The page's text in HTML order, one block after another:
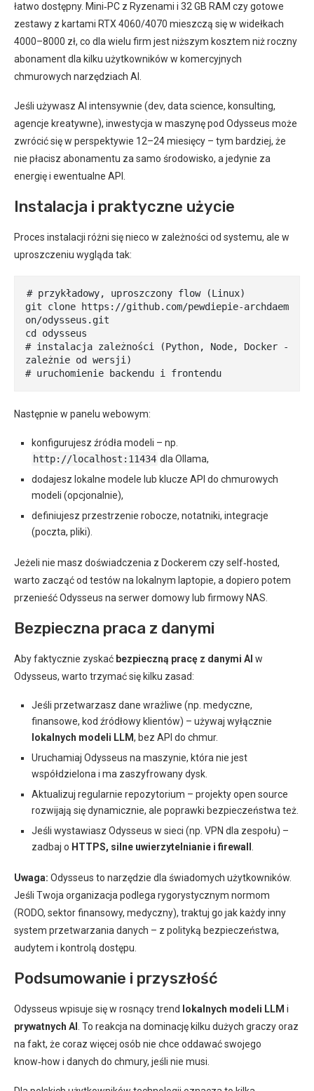
łatwo dostępny. Mini‑PC z Ryzenami i 32 GB RAM czy gotowe
zestawy z kartami RTX 4060/4070 mieszczą się w widełkach
4000–8000 zł, co dla wielu firm jest niższym kosztem niż roczny
abonament dla kilku użytkowników w komercyjnych
chmurowych narzędziach AI.
Jeśli używasz AI intensywnie (dev, data science, konsulting,
agencje kreatywne), inwestycja w maszynę pod Odysseus może
zwrócić się w perspektywie 12–24 miesięcy – tym bardziej, że
nie płacisz abonamentu za samo środowisko, a jedynie za
energię i ewentualne API.
Instalacja i praktyczne użycie
Proces instalacji różni się nieco w zależności od systemu, ale w
uproszczeniu wygląda tak:
# przykładowy, uproszczony flow (Linux)
git clone https://github.com/pewdiepie-archdaem
on/odysseus.git
cd odysseus
# instalacja zależności (Python, Node, Docker -
zależnie od wersji)
# uruchomienie backendu i frontendu
Następnie w panelu webowym:
konfigurujesz źródła modeli – np.
http://localhost:11434 dla Ollama,
dodajesz lokalne modele lub klucze API do chmurowych
modeli (opcjonalnie),
definiujesz przestrzenie robocze, notatniki, integracje
(poczta, pliki).
Jeżeli nie masz doświadczenia z Dockerem czy self‑hosted,
warto zacząć od testów na lokalnym laptopie, a dopiero potem
przenieść Odysseus na serwer domowy lub firmowy NAS.
Bezpieczna praca z danymi
Aby faktycznie zyskać bezpieczną pracę z danymi AI w
Odysseus, warto trzymać się kilku zasad:
Jeśli przetwarzasz dane wrażliwe (np. medyczne,
finansowe, kod źródłowy klientów) – używaj wyłącznie
lokalnych modeli LLM, bez API do chmur.
Uruchamiaj Odysseus na maszynie, która nie jest
współdzielona i ma zaszyfrowany dysk.
Aktualizuj regularnie repozytorium – projekty open source
rozwijają się dynamicznie, ale poprawki bezpieczeństwa też.
Jeśli wystawiasz Odysseus w sieci (np. VPN dla zespołu) –
zadbaj o HTTPS, silne uwierzytelnianie i firewall
Uwaga: Odysseus to narzędzie dla świadomych użytkowników.
Jeśli Twoja organizacja podlega rygorystycznym normom
(RODO, sektor finansowy, medyczny), traktuj go jak każdy inny
system przetwarzania danych – z polityką bezpieczeństwa,
audytem i kontrolą dostępu.
Podsumowanie i przyszłość
Odysseus wpisuje się w rosnący trend lokalnych modeli LLM i
prywatnych AI
. To reakcja na dominację kilku dużych graczy oraz
na fakt, że coraz więcej osób nie chce oddawać swojego
know‑how i danych do chmury, jeśli nie musi.